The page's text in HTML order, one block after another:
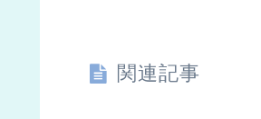
関連記事